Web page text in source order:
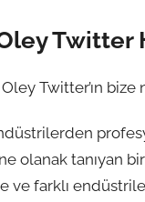
Twitter
Twitter’ın bize
olanak tanıyan
farklı